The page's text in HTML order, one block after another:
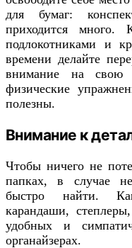
для бумаг:
приходится много.
подлокотниками и
времени делайте
внимание на свою
физические
полезны.
Внимание к
Чтобы ничего не
папках, в случае
быстро найти.
карандаши,
удобных и
органайзерах.